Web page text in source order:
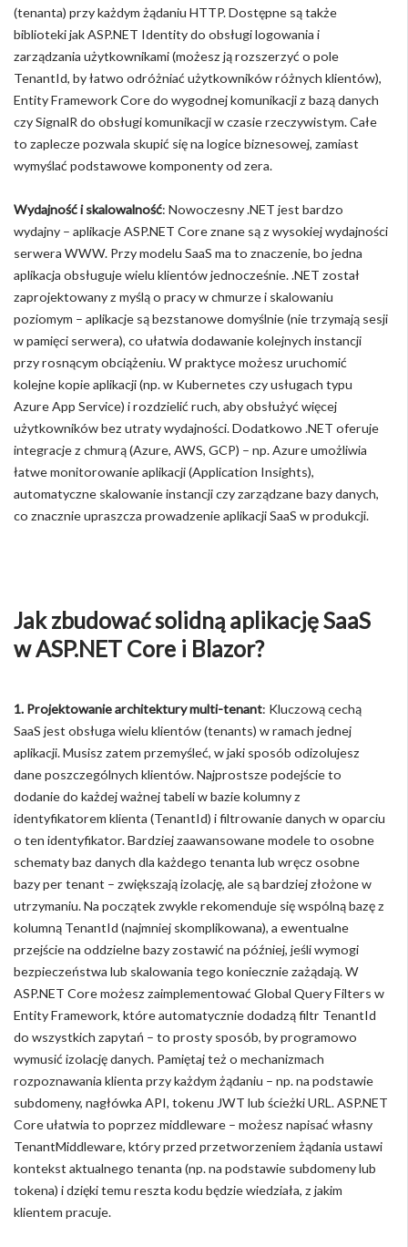
(tenanta) przy każdym żądaniu HTTP. Dostępne są także
biblioteki jak ASP.NET Identity do obsługi logowania i
zarządzania użytkownikami (możesz ją rozszerzyć o pole
TenantId, by łatwo odróżniać użytkowników różnych klientów),
Entity Framework Core do wygodnej komunikacji z bazą danych
czy SignalR do obsługi komunikacji w czasie rzeczywistym. Całe
to zaplecze pozwala skupić się na logice biznesowej, zamiast
wymyślać podstawowe komponenty od zera.
Wydajność i skalowalność: Nowoczesny .NET jest bardzo
wydajny – aplikacje ASP.NET Core znane są z wysokiej wydajności
serwera WWW. Przy modelu SaaS ma to znaczenie, bo jedna
aplikacja obsługuje wielu klientów jednocześnie. .NET został
zaprojektowany z myślą o pracy w chmurze i skalowaniu
poziomym – aplikacje są bezstanowe domyślnie (nie trzymają sesji
w pamięci serwera), co ułatwia dodawanie kolejnych instancji
przy rosnącym obciążeniu. W praktyce możesz uruchomić
kolejne kopie aplikacji (np. w Kubernetes czy usługach typu
Azure App Service) i rozdzielić ruch, aby obsłużyć więcej
użytkowników bez utraty wydajności. Dodatkowo .NET oferuje
integracje z chmurą (Azure, AWS, GCP) – np. Azure umożliwia
łatwe monitorowanie aplikacji (Application Insights),
automatyczne skalowanie instancji czy zarządzane bazy danych,
co znacznie upraszcza prowadzenie aplikacji SaaS w produkcji.
Jak zbudować solidną aplikację SaaS
w ASP.NET Core i Blazor?
1. Projektowanie architektury multi-tenant: Kluczową cechą
SaaS jest obsługa wielu klientów (tenants) w ramach jednej
aplikacji. Musisz zatem przemyśleć, w jaki sposób odizolujesz
dane poszczególnych klientów. Najprostsze podejście to
dodanie do każdej ważnej tabeli w bazie kolumny z
identyfikatorem klienta (TenantId) i filtrowanie danych w oparciu
o ten identyfikator. Bardziej zaawansowane modele to osobne
schematy baz danych dla każdego tenanta lub wręcz osobne
bazy per tenant – zwiększają izolację, ale są bardziej złożone w
utrzymaniu. Na początek zwykle rekomenduje się wspólną bazę z
kolumną TenantId (najmniej skomplikowana), a ewentualne
przejście na oddzielne bazy zostawić na później, jeśli wymogi
bezpieczeństwa lub skalowania tego koniecznie zażądają. W
ASP.NET Core możesz zaimplementować Global Query Filters w
Entity Framework, które automatycznie dodadzą filtr TenantId
do wszystkich zapytań – to prosty sposób, by programowo
wymusić izolację danych. Pamiętaj też o mechanizmach
rozpoznawania klienta przy każdym żądaniu – np. na podstawie
subdomeny, nagłówka API, tokenu JWT lub ścieżki URL. ASP.NET
Core ułatwia to poprzez middleware – możesz napisać własny
TenantMiddleware, który przed przetworzeniem żądania ustawi
kontekst aktualnego tenanta (np. na podstawie subdomeny lub
tokena) i dzięki temu reszta kodu będzie wiedziała, z jakim
klientem pracuje.